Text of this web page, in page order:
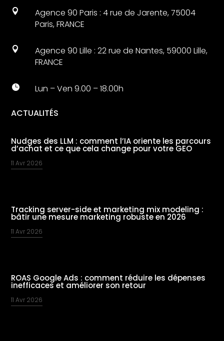

Agence 90 Paris : 4 rue de Jarente, 75004
Paris, FRANCE

Agence 90 Lille : 22 rue de Nantes, 59000 Lille,
FRANCE
 Lun – Ven 9.00 – 18.00h
ACTUALITÉS
Nudges des LLM : comment l’IA oriente les parcours
d’achat et ce que cela change pour votre GEO
11 Avr 2026
Tracking server-side et marketing mix modeling :
bâtir une mesure marketing robuste en 2026
11 Avr 2026
ROAS Google Ads : comment réduire les dépenses
inefficaces et améliorer son retour
11 Avr 2026